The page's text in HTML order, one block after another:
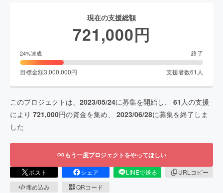
現在の支援総額
721,000円
24%達成 終了
目標金額3,000,000円 支援者数61 人
このプロジェクトは、 2023/05/24に募集を開始し、 61 人の支援
により 721,000円の資金を集め、 2023/06/28に募集を終了しま
した
もう一度プロジェクトをやってほしい
ポスト シェア LINEで送る
URLコピー
埋め込み
QRコード